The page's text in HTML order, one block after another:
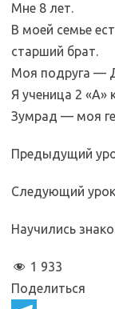
Мне 8 лет.
В моей семье
старший брат.
Моя подруга —
Я ученица 2 «А»
Зумрад — моя
Предыдущий
Следующий
Научились
1 933
Поделиться